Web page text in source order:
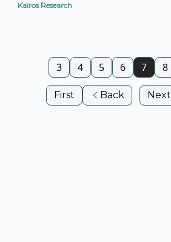
Kairos Research
First Back
3 4 5 6 7 8
Next